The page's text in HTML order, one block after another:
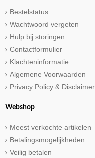
Bestelstatus
Wachtwoord vergeten
Hulp bij storingen
Contactformulier
Klachteninformatie
Algemene Voorwaarden
Privacy Policy & Disclaimer
Webshop
Meest verkochte artikelen
Betalingsmogelijkheden
Veilig betalen